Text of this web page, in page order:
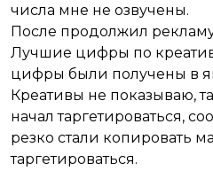
числа мне не озвучены.
После продолжил
Лучшие цифры по
цифры были получены в
Креативы не показываю,
начал таргетироваться,
резко стали копировать
таргетироваться.